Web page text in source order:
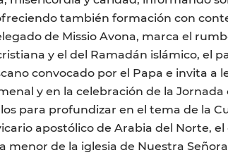
también formación con
de Missio Avona, marca el
y el del Ramadán islámico, el
convocado por el Papa e invita a
y en la celebración de la Jornada
para profundizar en el tema de la
apostólico de Arabia del Norte,
menor de la iglesia de Nuestra